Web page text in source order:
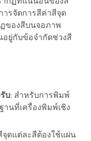
รจัดการสีค่าสีจุด
ของสีบนจอภาพ
อยู่กับข้อจำกัดช่วงสี
บ: สำหรับการพิมพ์
านที่เครื่องพิมพ์เชิง
จุดแต่ละสีต้องใช้แผ่น